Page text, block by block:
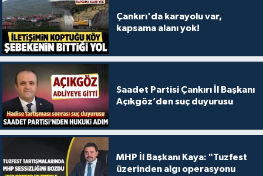
Çankırı'da karayolu var,
kapsama alanı yok!
Saadet Partisi Çankırı İl Başkanı
Açıkgöz’den suç duyurusu
MHP İl Başkanı Kaya: "Tuzfest
üzerinden algı operasyonu